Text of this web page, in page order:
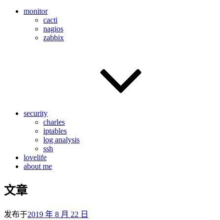
monitor
cacti
nagios
zabbix
security
charles
iptables
log analysis
ssh
lovelife
about me
文章
发布于2019 年 8 月 22 日